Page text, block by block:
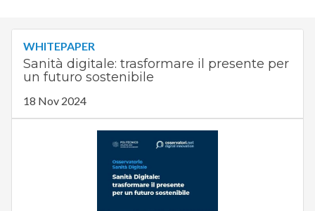
WHITEPAPER
Sanità digitale: trasformare il presente per
un futuro sostenibile
18 Nov 2024